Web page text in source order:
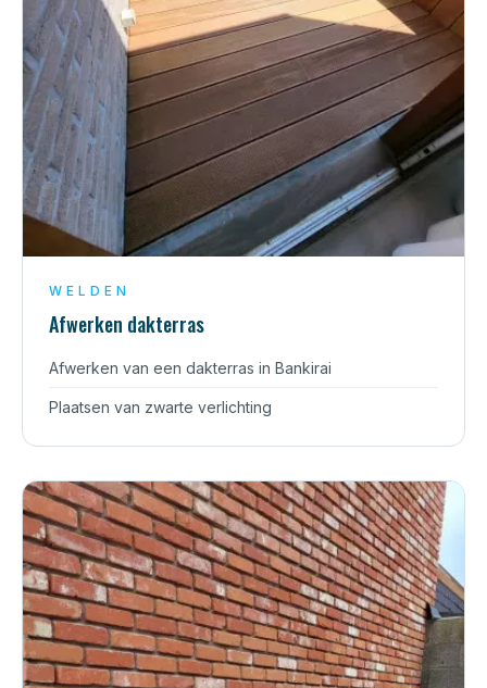
WELDEN
Afwerken dakterras
Afwerken van een dakterras in Bankirai
Plaatsen van zwarte verlichting